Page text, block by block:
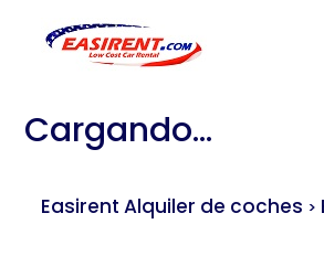
Cargando...
Easirent Alquiler de coches >